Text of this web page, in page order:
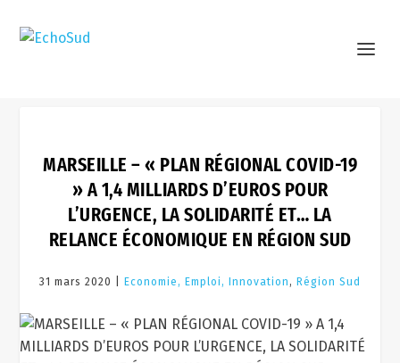
MARSEILLE – « PLAN RÉGIONAL COVID-19
» A 1,4 MILLIARDS D’EUROS POUR
L’URGENCE, LA SOLIDARITÉ ET… LA
RELANCE ÉCONOMIQUE EN RÉGION SUD
31 mars 2020 | Economie, Emploi, Innovation , Région Sud